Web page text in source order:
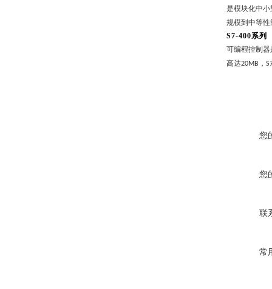
是模块化中小
规模到中等
S7-400系列
可编程控制
高达20MB ，
您
您
联
常